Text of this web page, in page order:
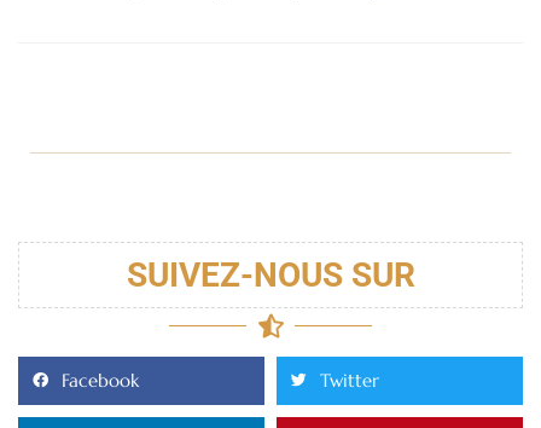
SUIVEZ-NOUS SUR
Facebook Twitter